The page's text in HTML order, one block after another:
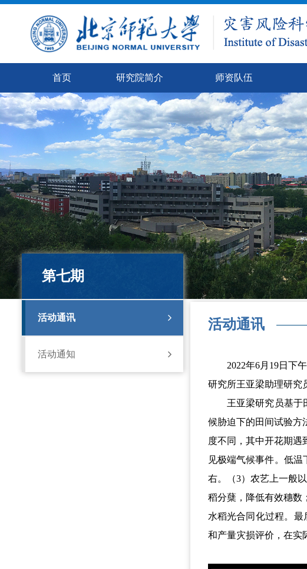
首页 研究院简介 师资队伍
第七期
活动通讯
活动通知
活动通讯
2022年6月19日下
研究所王亚梁助理研究
王亚梁研究员基
候胁迫下的田间试验方
度不同，其中开花期
见极端气候事件。低
右。（3）农艺上一般
稻分蘖，降低有效穗数
水稻光合同化过程。
和产量灾损评价，在实